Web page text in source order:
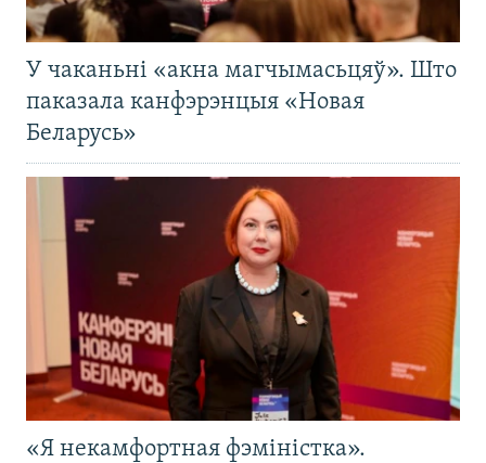
У чаканьні «акна магчымасьцяў». Што
паказала канфэрэнцыя «Новая
Беларусь»
«Я некамфортная фэміністка».